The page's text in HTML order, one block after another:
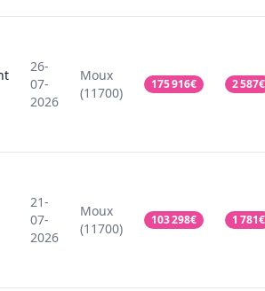
26-
07-
2026
Moux
(11700)
175 916€ 2 587€
21-
07-
2026
Moux
(11700)
103 298€ 1 781€